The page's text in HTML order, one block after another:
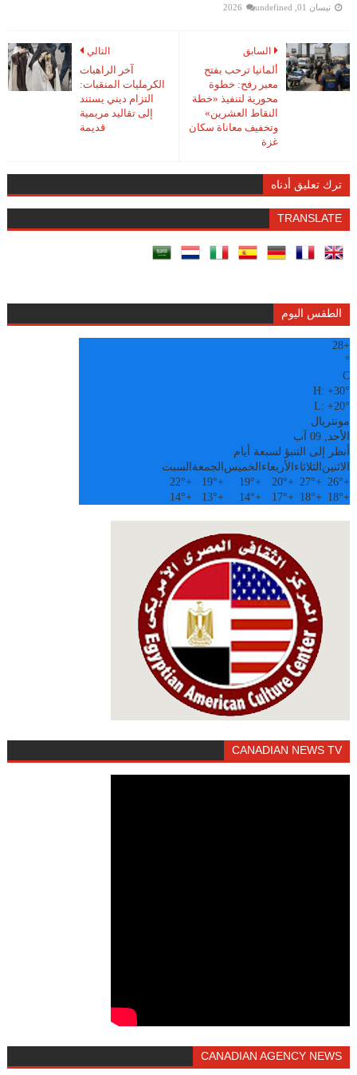
نيسان 01, 2026 undefined
التالي
آخر الراهبات
الكرمليات المنقبات:
التزام ديني يستند
إلى تقاليد مريمية
قديمة
السابق
ألمانيا ترحب بفتح
معبر رفح: خطوة
محورية لتنفيذ «خطة
النقاط العشرين»
وتخفيف معاناة سكان
غزة
ترك تعليق أدناه
TRANSLATE
الطقس اليوم
+
28
°
C
H:+30°
L:+20°
مونتريال
الأحد, 09 آب
أنظر إلى التنبؤ لسبعة أيام
الاثنين الثلاثاء الأربعاء الخميس الجمعة السبت
+
26°
+
27°
+
20°
+
19°
+
19°
+
22°
+
18°
+
18°
+
17°
+
14°
+
13°
+
14°
CANADIAN NEWS TV
CANADIAN AGENCY NEWS